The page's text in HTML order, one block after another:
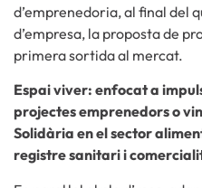
d’emprenedoria, al final del
d’empresa, la proposta de
primera sortida al mercat.
Espai viver: enfocat a
projectes emprenedors o
Solidària en el sector
registre sanitari i